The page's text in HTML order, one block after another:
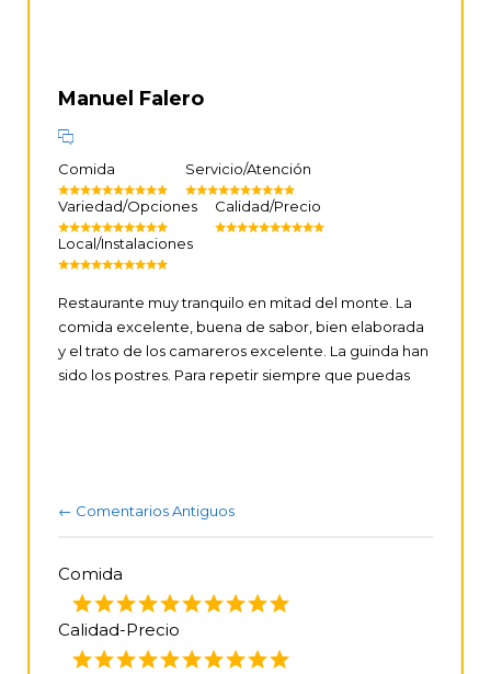
Manuel Falero
Comida Servicio/Atención
Variedad/Opciones Calidad/Precio
Local/Instalaciones
Restaurante muy tranquilo en mitad del monte. La
comida excelente, buena de sabor, bien elaborada
y el trato de los camareros excelente. La guinda han
sido los postres. Para repetir siempre que puedas
← Comentarios Antiguos
Comida
Calidad-Precio